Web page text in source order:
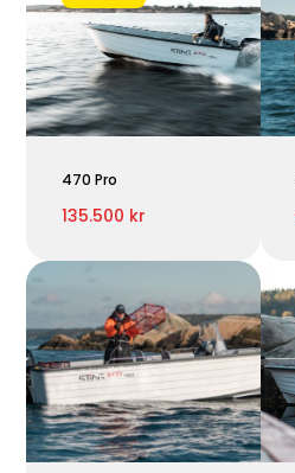
470 Pro
135.500 kr